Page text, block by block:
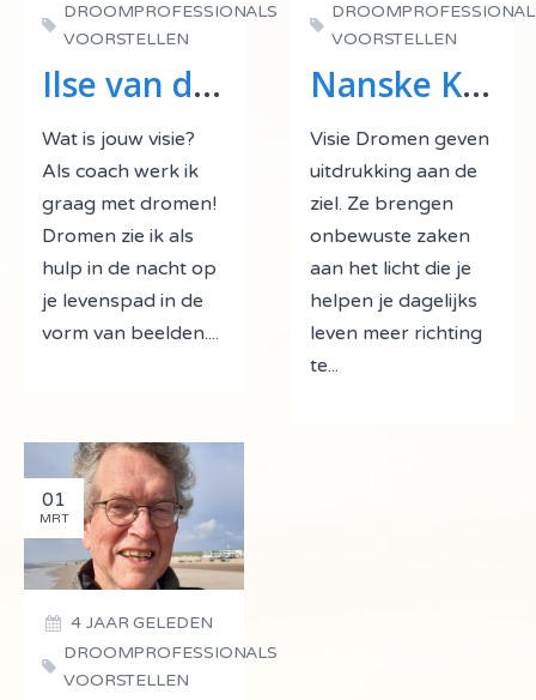
Ilse van der Jagt
DROOMPROFESSIONALS
VOORSTELLEN
Wat is jouw visie?
Als coach werk ik
graag met dromen!
Dromen zie ik als
hulp in de nacht op
je levenspad in de
vorm van beelden....
Nanske Kuiken
VOORSTELLEN
Visie Dromen geven
uitdrukking aan de
ziel. Ze brengen
onbewuste zaken
aan het licht die je
helpen je dagelijks
leven meer richting
te...
01
MRT
4 JAAR GELEDEN
DROOMPROFESSIONALS
VOORSTELLEN